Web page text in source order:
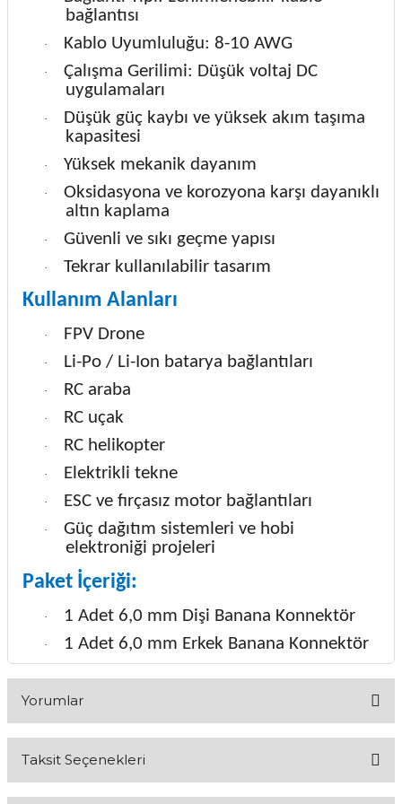
bağlantısı
· Kablo Uyumluluğu: 8-10 AWG
·
Çalışma Gerilimi: Düşük voltaj DC
uygulamaları
·
Düşük güç kaybı ve yüksek akım taşıma
kapasitesi
· Yüksek mekanik dayanım
·
Oksidasyona ve korozyona karşı dayanıklı
altın kaplama
· Güvenli ve sıkı geçme yapısı
· Tekrar kullanılabilir tasarım
Kullanım Alanları
· FPV Drone
· Li-Po / Li-Ion batarya bağlantıları
· RC araba
· RC uçak
· RC helikopter
· Elektrikli tekne
· ESC ve fırçasız motor bağlantıları
·
Güç dağıtım sistemleri ve hobi
elektroniği projeleri
Paket İçeriği:
· 1 Adet 6,0 mm Dişi Banana Konnektör
· 1 Adet 6,0 mm Erkek Banana Konnektör
Yorumlar
Taksit Seçenekleri